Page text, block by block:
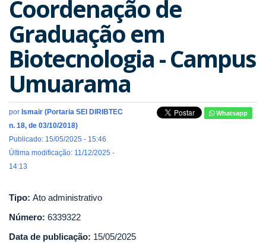
Coordenação de
Graduação em
Biotecnologia - Campus
Umuarama
por Ismair (Portaria SEI DIRIBTEC
n. 18, de 03/10/2018)
Publicado: 15/05/2025 - 15:46
Última modificação: 11/12/2025 -
14:13
Whatsapp
Tipo: Ato administrativo
Número: 6339322
Data de publicação: 15/05/2025